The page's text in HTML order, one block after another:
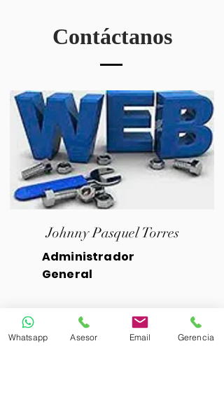
Contáctanos
Johnny Pasquel Torres
Administrador
General
Whatsapp Asesor Email Gerencia